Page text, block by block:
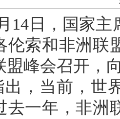
14日，国家
伦索和非洲联
盟峰会召开，
出，当前，世
去一年，非洲